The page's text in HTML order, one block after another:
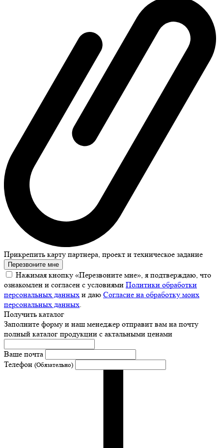
Прикрепить карту партнера, проект и техническое задание
Перезвоните мне
Нажимая кнопку «Перезвоните мне», я подтверждаю, что
ознакомлен и согласен с условиями Политики обработки
персональных данных и даю Согласие на обработку моих
персональных данных
Получить каталог
Заполните форму и наш менеджер отправит вам на почту
полный каталог продукции с актальными ценами
Ваше почта
Телефон (Обязательно)